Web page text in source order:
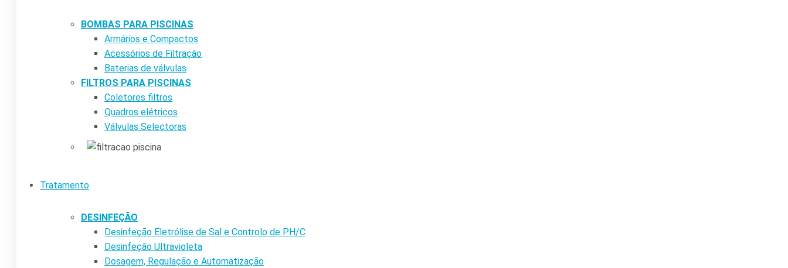
BOMBAS PARA PISCINAS
Armários e Compactos
Acessórios de Filtração
Baterias de válvulas
FILTROS PARA PISCINAS
Coletores filtros
Quadros elétricos
Válvulas Selectoras
Tratamento
DESINFEÇÃO
Desinfeção Eletrólise de Sal e Controlo de PH/C
Desinfeção Ultravioleta
Dosagem, Regulação e Automatização